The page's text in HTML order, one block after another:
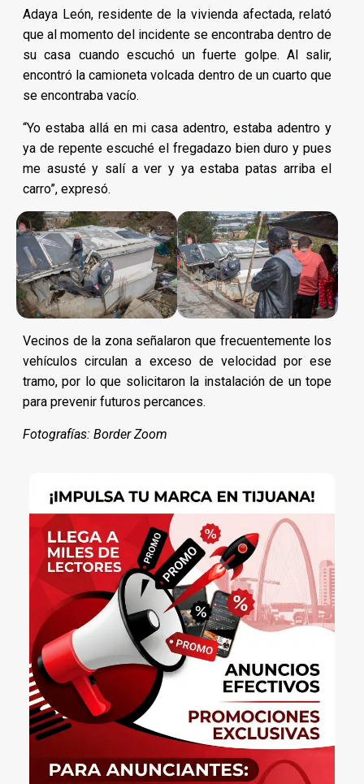
Adaya León, residente de la vivienda afectada, relató
que al momento del incidente se encontraba dentro de
su casa cuando escuchó un fuerte golpe. Al salir,
encontró la camioneta volcada dentro de un cuarto que
se encontraba vacío.
“Yo estaba allá en mi casa adentro, estaba adentro y
ya de repente escuché el fregadazo bien duro y pues
me asusté y salí a ver y ya estaba patas arriba el
carro”, expresó.
Vecinos de la zona señalaron que frecuentemente los
vehículos circulan a exceso de velocidad por ese
tramo, por lo que solicitaron la instalación de un tope
para prevenir futuros percances.
Fotografías: Border Zoom